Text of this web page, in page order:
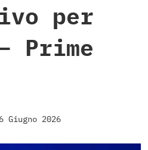
per
Prime
Giugno 2026